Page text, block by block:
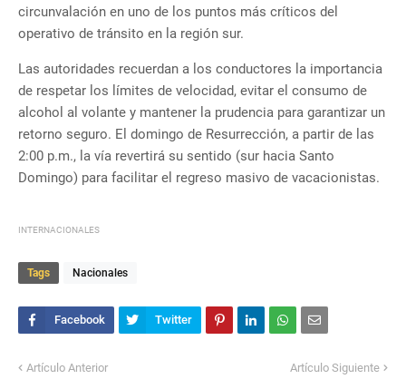
circunvalación en uno de los puntos más críticos del
operativo de tránsito en la región sur.
Las autoridades recuerdan a los conductores la importancia
de respetar los límites de velocidad, evitar el consumo de
alcohol al volante y mantener la prudencia para garantizar un
retorno seguro. El domingo de Resurrección, a partir de las
2:00 p.m., la vía revertirá su sentido (sur hacia Santo
Domingo) para facilitar el regreso masivo de vacacionistas.
INTERNACIONALES
Tags Nacionales
Artículo Anterior Artículo Siguiente